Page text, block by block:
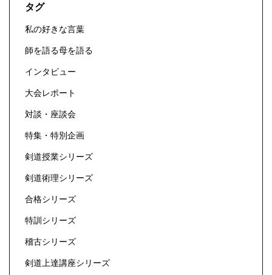
タグ
私の好きな言葉
師を語る母を語る
インタビュー
大会レポート
対談・座談会
特集・特別企画
剣道授業シリーズ
剣道術理シリーズ
合格シリーズ
特訓シリーズ
稽古シリーズ
剣道上達講座シリーズ